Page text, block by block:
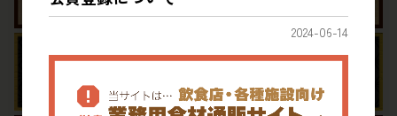
2024-06-14